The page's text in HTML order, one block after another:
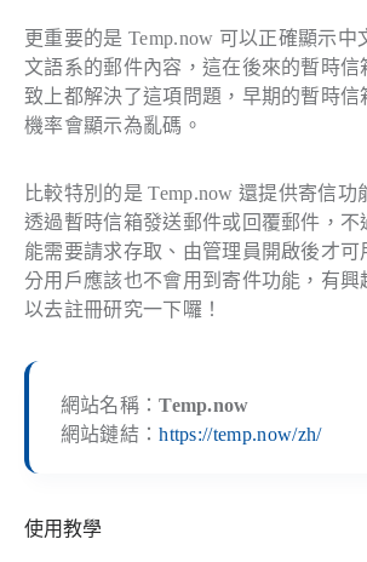
更重要的是 Temp.now 可以正確顯示中
文語系的郵件內容，這在後來的暫時信
致上都解決了這項問題，早期的暫時信
機率會顯示為亂碼。
比較特別的是 Temp.now 還提供寄信功
透過暫時信箱發送郵件或回覆郵件，不
能需要請求存取、由管理員開啟後才可
分用戶應該也不會用到寄件功能，有興
以去註冊研究一下囉！
網站名稱：Temp.now
網站鏈結：https://temp.now/zh/
使用教學